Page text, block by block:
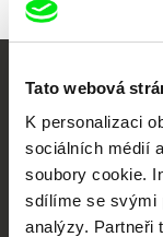
Tato webová
K personalizaci
sociálních médií
soubory cookie.
sdílíme se svými
analýzy. Partneři